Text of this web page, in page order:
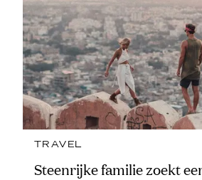
TRAVEL
Steenrijke familie zoekt